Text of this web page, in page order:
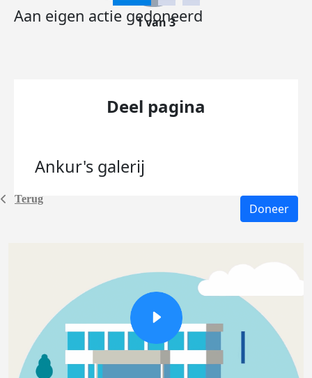
Terug
Aan eigen actie gedoneerd
1 van 3
Deel pagina
Ankur's galerij
Doneer